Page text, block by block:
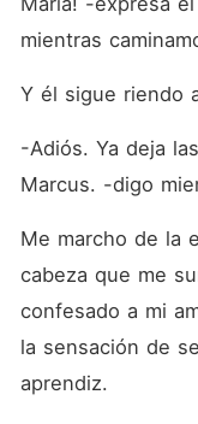
mientras
Y él sigue riendo
-Adiós. Ya deja
Marcus. -digo
Me marcho de la
cabeza que me
confesado a mi
la sensación de
aprendiz.